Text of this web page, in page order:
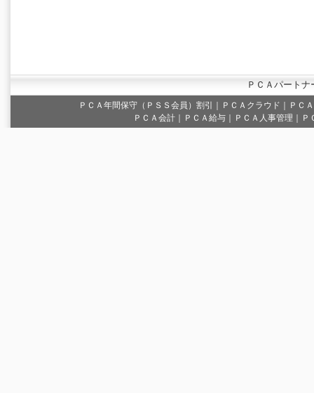
ＰＣＡパート
ＰＣＡ年間保守（ＰＳＳ会員）割引 ＰＣＡクラウド
ＰＣ
ＰＣＡ会計｜ＰＣＡ給与｜ＰＣＡ人事管理｜